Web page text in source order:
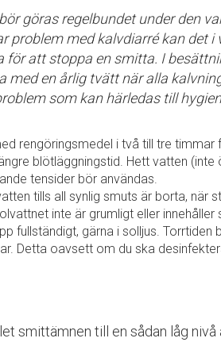
göras regelbundet under den
problem med kalvdiarré kan det i
att stoppa en smitta. I
med en årlig tvätt när alla
som kan härledas till
rengöringsmedel i två till tre timmar
blötläggningstid. Hett vatten (inte
tensider bör användas.
tills all synlig smuts är borta, när
inte är grumligt eller innehåller
fullständigt, gärna i solljus. Torrtiden
Detta oavsett om du ska
smittämnen till en sådan låg